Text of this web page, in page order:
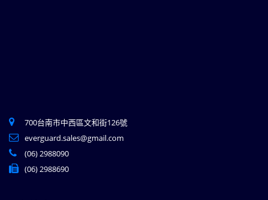
700台南市中西區文和街126號
everguard.sales@gmail.com
(06) 2988090
(06) 2988690